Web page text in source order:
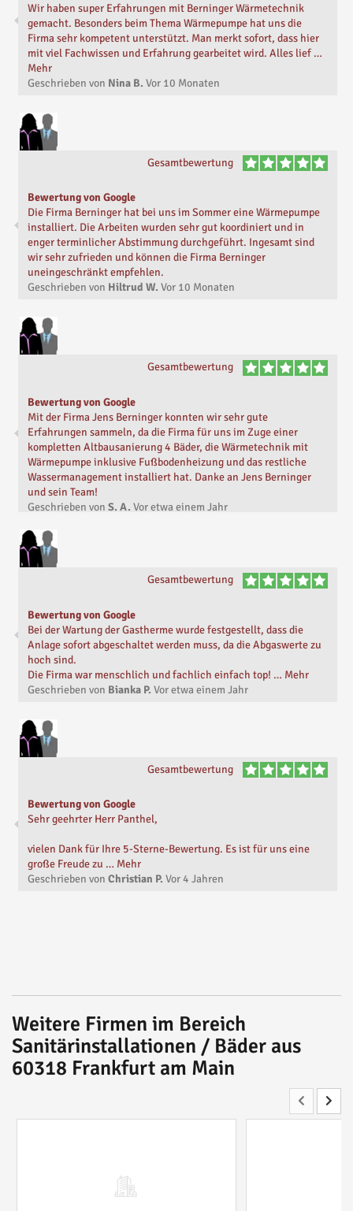
Wir haben super Erfahrungen mit Berninger Wärmetechnik
gemacht. Besonders beim Thema Wärmepumpe hat uns die
Firma sehr kompetent unterstützt. Man merkt sofort, dass hier
mit viel Fachwissen und Erfahrung gearbeitet wird. Alles lief …
Mehr
Geschrieben von Nina B. Vor 10 Monaten
Gesamtbewertung
Bewertung von Google
Die Firma Berninger hat bei uns im Sommer eine Wärmepumpe
installiert. Die Arbeiten wurden sehr gut koordiniert und in
enger terminlicher Abstimmung durchgeführt. Ingesamt sind
wir sehr zufrieden und können die Firma Berninger
uneingeschränkt empfehlen.
Geschrieben von Hiltrud W. Vor 10 Monaten
Gesamtbewertung
Bewertung von Google
Mit der Firma Jens Berninger konnten wir sehr gute
Erfahrungen sammeln, da die Firma für uns im Zuge einer
kompletten Altbausanierung 4 Bäder, die Wärmetechnik mit
Wärmepumpe inklusive Fußbodenheizung und das restliche
Wassermanagement installiert hat. Danke an Jens Berninger
und sein Team!
Geschrieben von S. A. Voretwa einem Jahr
Gesamtbewertung
Bewertung von Google
Bei der Wartung der Gastherme wurde festgestellt, dass die
Anlage sofort abgeschaltet werden muss, da die Abgaswerte zu
hoch sind.
Die Firma war menschlich und fachlich einfach top! … Mehr
Geschrieben von Bianka P. Voretwa einem Jahr
Gesamtbewertung
Bewertung von Google
Sehr geehrter Herr Panthel,
vielen Dank für Ihre 5-Sterne-Bewertung. Es ist für uns eine
große Freude zu … Mehr
Geschrieben von Christian P. Vor4 Jahren
Weitere Firmen im Bereich
Sanitärinstallationen / Bäder aus
60318 Frankfurt am Main